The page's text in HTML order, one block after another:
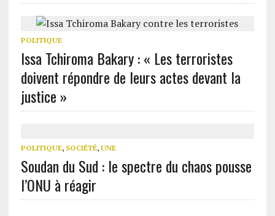
POLITIQUE
Issa Tchiroma Bakary : « Les terroristes
doivent répondre de leurs actes devant la
justice »
POLITIQUE, SOCIÉTÉ, UNE
Soudan du Sud : le spectre du chaos pousse
l’ONU à réagir